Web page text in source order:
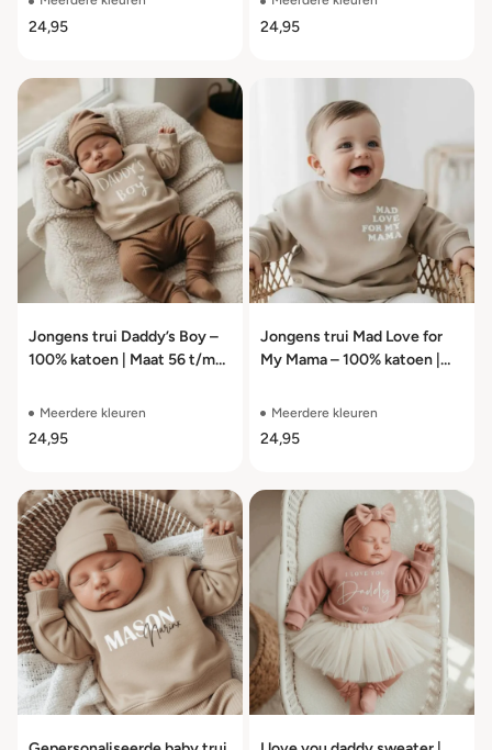
24,95 24,95
Jongens trui Daddy’s Boy –
100% katoen | Maat 56 t/m
Meerdere kleuren
24,95
Jongens trui Mad Love for
My Mama – 100% katoen |
Meerdere kleuren
24,95